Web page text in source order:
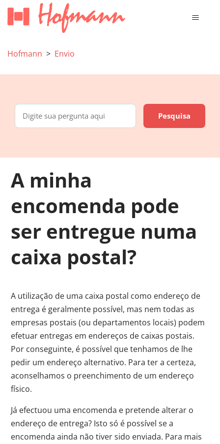
Hofmann Envio
A minha
encomenda pode
ser entregue numa
caixa postal?
A utilização de uma caixa postal como endereço de
entrega é geralmente possível, mas nem todas as
empresas postais (ou departamentos locais) podem
efetuar entregas em endereços de caixas postais.
Por conseguinte, é possível que tenhamos de lhe
pedir um endereço alternativo. Para ter a certeza,
aconselhamos o preenchimento de um endereço
físico.
Já efectuou uma encomenda e pretende alterar o
endereço de entrega? Isto só é possível se a
encomenda ainda não tiver sido enviada. Para mais